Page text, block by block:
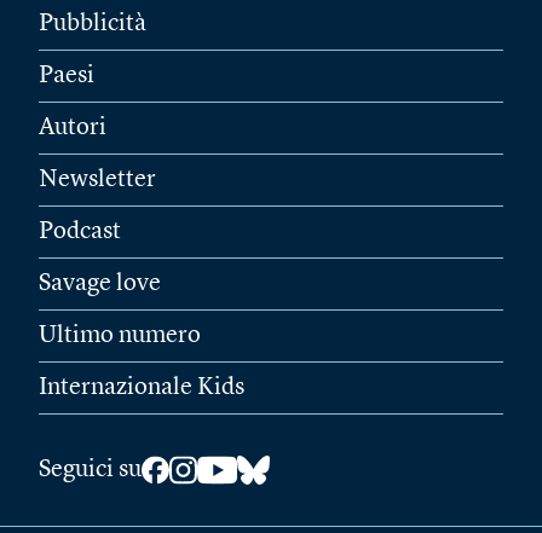
Pubblicità
Paesi
Autori
Newsletter
Podcast
Savage love
Ultimo numero
Internazionale Kids
Seguici su